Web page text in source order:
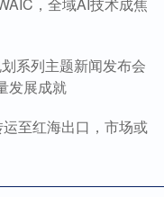
系列主题新闻发布会
发展成就
至红海出口，市场或